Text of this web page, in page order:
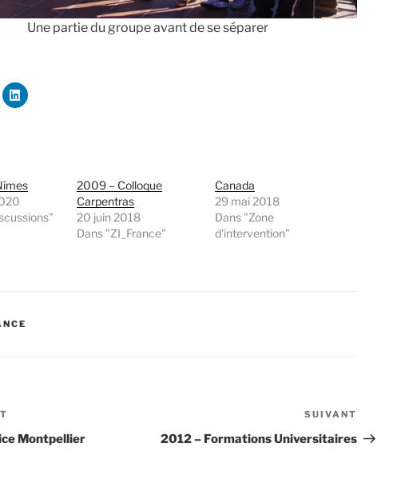
Une partie du groupe avant de se séparer
2009 – Colloque
Carpentras
20 juin 2018
Dans "ZI_France"
Canada
29 mai 2018
Dans "Zone
d'intervention"
Montpellier
suivant
SUIVANT
2012 – Formations Universitaires